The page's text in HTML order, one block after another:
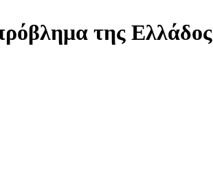
της Ελλάδος